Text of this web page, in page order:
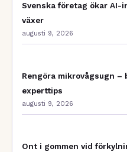
Svenska företag ökar AI-
växer
augusti 9, 2026
Rengöra mikrovågsugn
experttips
augusti 9, 2026
Ont i gommen vid